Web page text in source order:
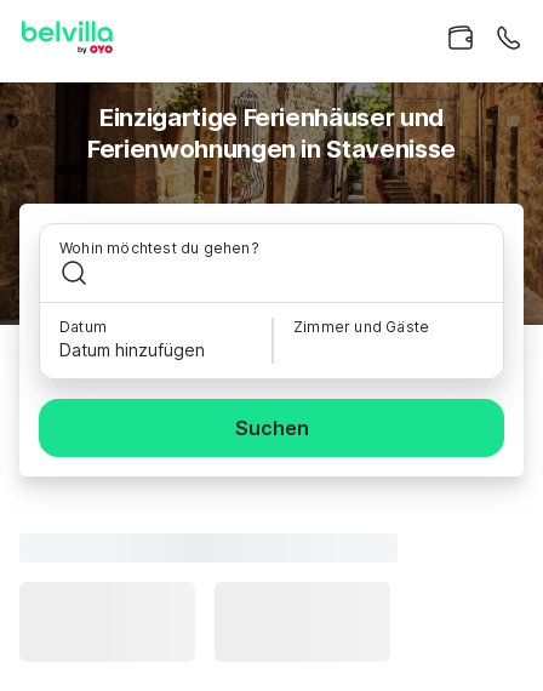
Einzigartige Ferienhäuser und
Ferienwohnungen in Stavenisse
Wohin möchtest du gehen?
Datum
Datum hinzufügen
Zimmer und Gäste
Suchen